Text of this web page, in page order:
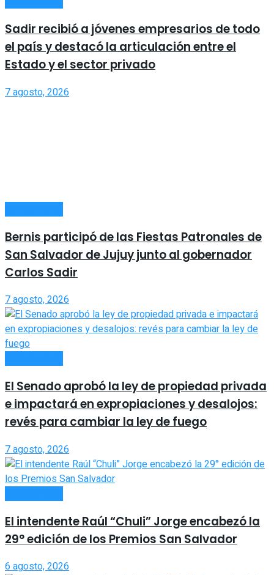
Sadir recibió a jóvenes empresarios de todo
el país y destacó la articulación entre el
Estado y el sector privado
7 agosto, 2026
Bernis participó de las Fiestas Patronales de
San Salvador de Jujuy junto al gobernador
Carlos Sadir
7 agosto, 2026
El Senado aprobó la ley de propiedad privada
e impactará en expropiaciones y desalojos:
revés para cambiar la ley de fuego
7 agosto, 2026
El intendente Raúl “Chuli” Jorge encabezó la
29° edición de los Premios San Salvador
6 agosto, 2026